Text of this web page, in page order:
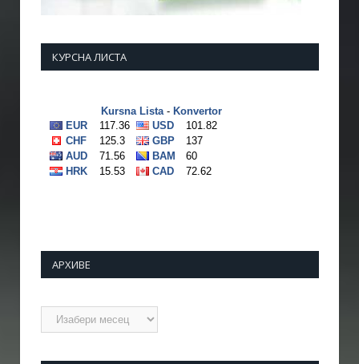
КУРСНА ЛИСТА
АРХИВЕ
Архиве